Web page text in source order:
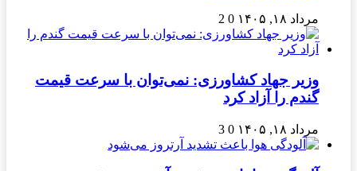
مرداد ۱۸, ۱۴۰۵ 0
2
وزیر جهاد کشاورزی: نمی‌توان با سرعت قیمت
گندم را آزاد کرد
مرداد ۱۸, ۱۴۰۵ 0
3